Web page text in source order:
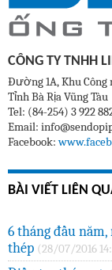
CÔNG TY TNHH
Đường 1A, Khu Công
Tỉnh Bà Rịa Vũng Tàu
Tel: (84-254) 3 922
Email:
Facebook:
BÀI VIẾT LIÊN
6 tháng đầu
thép (28/07/2016